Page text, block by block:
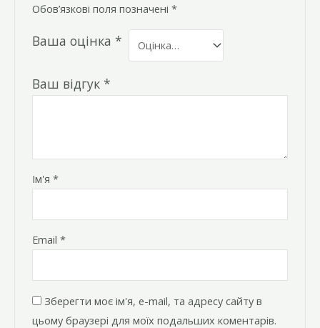
Обов’язкові поля позначені*
Ваша оцінка*
Ваш відгук*
Ім'я*
Email*
Зберегти моє ім'я, e-mail, та адресу сайту в
цьому браузері для моїх подальших коментарів.